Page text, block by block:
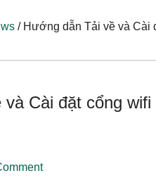
/Hướng dẫn Tải về và Cài
Cài đặt cổng